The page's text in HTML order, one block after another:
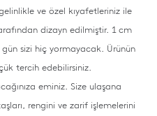
ve özel kıyafetleriniz ile
dizayn edilmiştir. 1 cm
gün sizi hiç yormayacak. Ürünün
tercih edebilirsiniz.
eminiz. Size ulaşana
rengini ve zarif işlemelerini